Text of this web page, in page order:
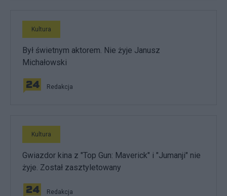
Kultura
Był świetnym aktorem. Nie żyje Janusz
Michałowski
Redakcja
Kultura
Gwiazdor kina z "Top Gun: Maverick" i "Jumanji" nie
żyje. Został zasztyletowany
Redakcja